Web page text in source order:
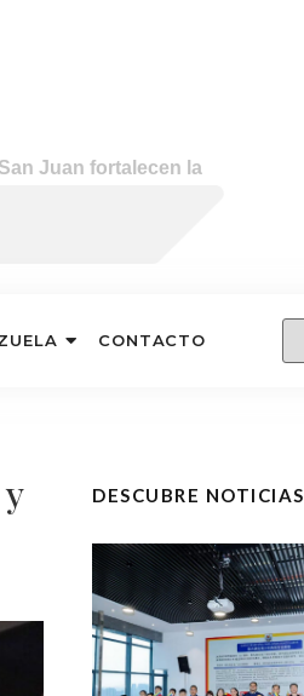
Juan fortalecen la
CONTACTO
DESCUBRE NOTICIAS